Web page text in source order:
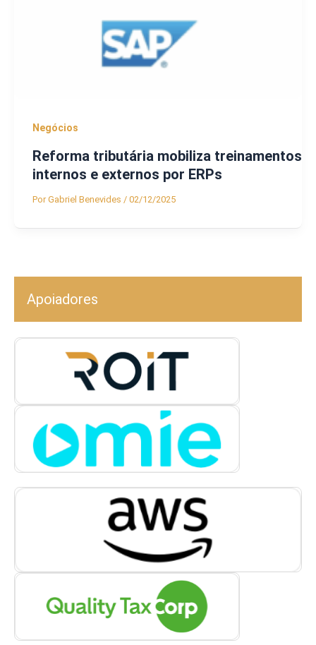
Negócios
Reforma tributária mobiliza treinamentos
internos e externos por ERPs
PorGabriel Benevides / 02/12/2025
Apoiadores